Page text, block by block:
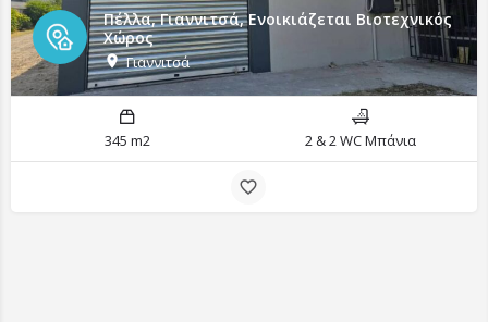
Πέλλα, Γιαννιτσά, Ενοικιάζεται Βιοτεχνικός
Χώρος
Γιαννιτσά
345 m2 2 & 2 WC Μπάνια